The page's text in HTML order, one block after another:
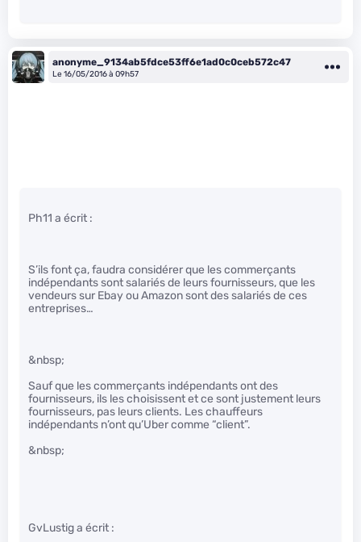
anonyme_9134ab5fdce53ff6e1ad0c0ceb572c47
Le 16/05/2016 à 09h57
Ph11 a écrit :
S’ils font ça, faudra considérer que les commerçants
indépendants sont salariés de leurs fournisseurs, que les
vendeurs sur Ebay ou Amazon sont des salariés de ces
entreprises…
&nbsp;
Sauf que les commerçants indépendants ont des
fournisseurs, ils les choisissent et ce sont justement leurs
fournisseurs, pas leurs clients. Les chauffeurs
indépendants n’ont qu’Uber comme “client”.
&nbsp;
GvLustig a écrit :